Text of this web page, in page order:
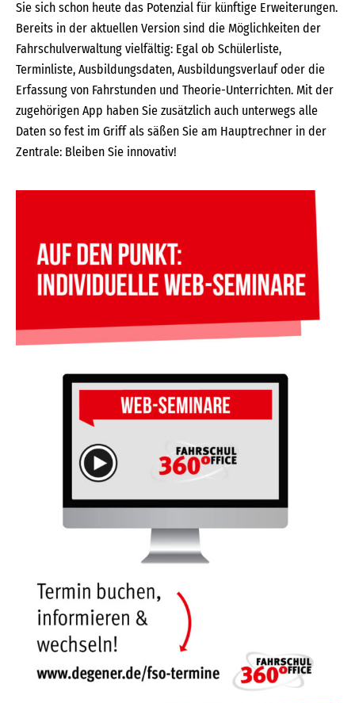
Sie sich schon heute das Potenzial für künftige Erweiterungen.
Bereits in der aktuellen Version sind die Möglichkeiten der
Fahrschulverwaltung vielfältig: Egal ob Schülerliste,
Terminliste, Ausbildungsdaten, Ausbildungsverlauf oder die
Erfassung von Fahrstunden und Theorie-Unterrichten. Mit der
zugehörigen App haben Sie zusätzlich auch unterwegs alle
Daten so fest im Griff als säßen Sie am Hauptrechner in der
Zentrale: Bleiben Sie innovativ!